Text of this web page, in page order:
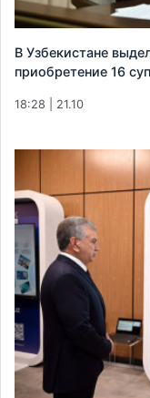
В Узбекистане
приобретение 16
18:28 | 21.10